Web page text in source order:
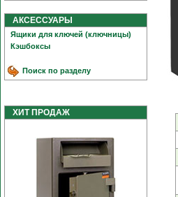
АКСЕССУАРЫ
Ящики для ключей (ключницы)
Кэшбоксы
Поиск по разделу
ХИТ ПРОДАЖ